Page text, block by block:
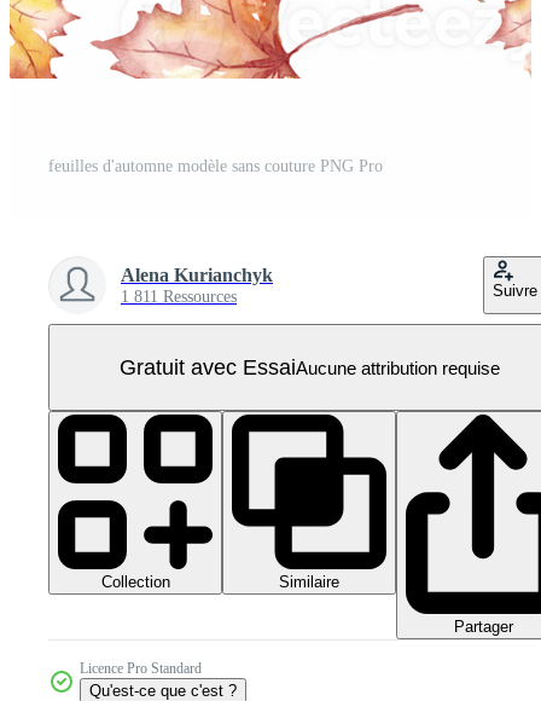
feuilles d'automne modèle sans couture PNG Pro
Alena Kurianchyk
1 811 Ressources Suivre
Gratuit avec EssaiAucune attribution requise
Collection Similaire
Partager
Licence Pro Standard
Qu'est-ce que c'est ?